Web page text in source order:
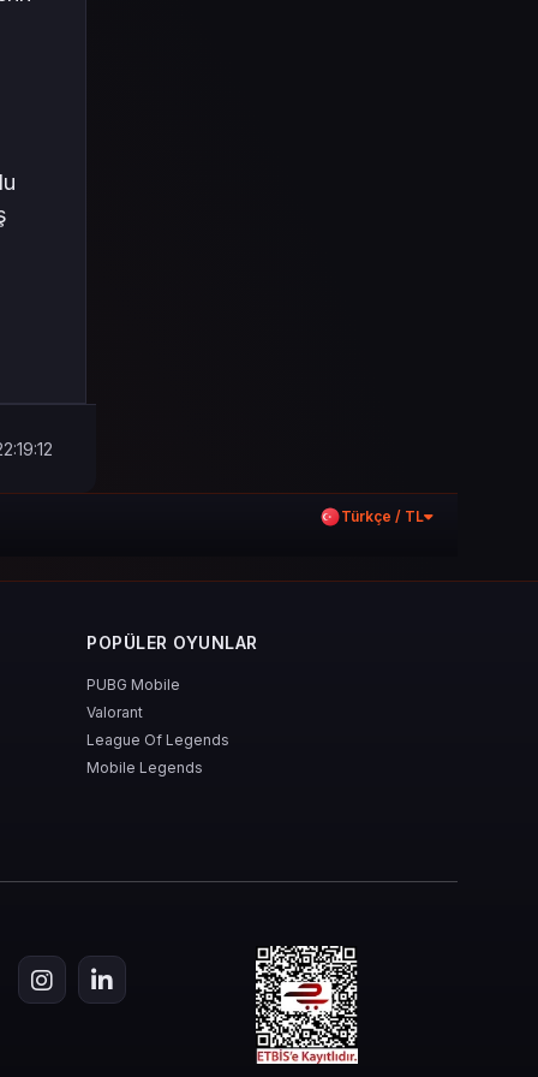
Türkçe / TL
POPÜLER OYUNLAR
PUBG Mobile
Valorant
League Of Legends
Mobile Legends